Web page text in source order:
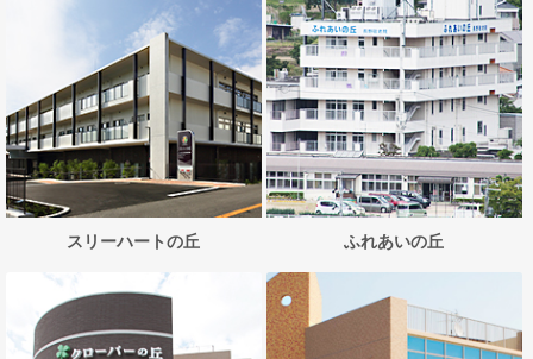
スリーハートの丘 ふれあいの丘